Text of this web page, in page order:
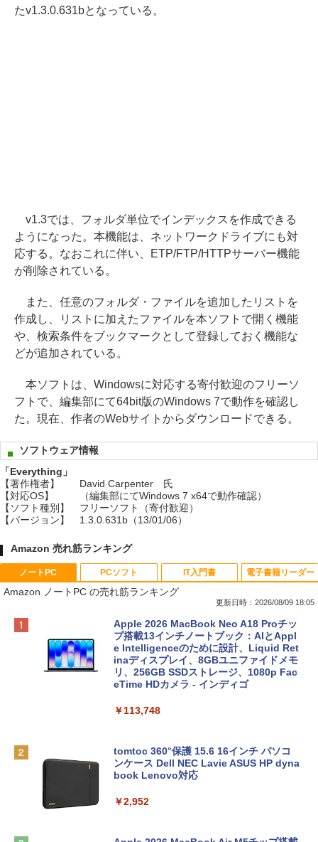
たv1.3.0.631bとなっている。
v1.3では、フォルダ単位でインデックスを作成できる
ようになった。本機能は、ネットワークドライブにも対
応する。なおこれに伴い、ETP/FTP/HTTPサーバー機能
が削除されている。
また、任意のフォルダ・ファイルを追加したリストを
作成し、リストに加えたファイルを本ソフトで開く機能
や、検索条件をブックマークとして登録しておく機能な
どが追加されている。
本ソフトは、Windowsに対応する寄付歓迎のフリーソ
フトで、編集部にて64bit版のWindows 7で動作を確認し
た。現在、作者のWebサイトからダウンロードできる。
ソフトウェア情報
「Everything」
【著作権者】
David Carpenter 氏
【対応OS】
（編集部にてWindows 7 x64で動作確認）
【ソフト種別】
フリーソフト（寄付歓迎）
【バージョン】
1.3.0.631b（13/01/06）
Amazon 売れ筋ランキング
ノートPC
Amazon ノートPC の売れ筋ランキング
更新日時：2026/08/09 18:05
Apple 2026 MacBook Neo A18 Proチッ
プ搭載13インチノートブック：AIとAppl
e Intelligenceのために設計、Liquid Ret
inaディスプレイ、8GBユニファイドメモ
リ、256GB SSDストレージ、1080p Fac
eTime HDカメラ - インディゴ
￥113,748
tomtoc 360°保護 15.6 16インチ パソコ
ンケース Dell NEC Lavie ASUS HP dyna
book Lenovo対応
￥2,952
PCソフト IT入門書 電子書籍リーダー